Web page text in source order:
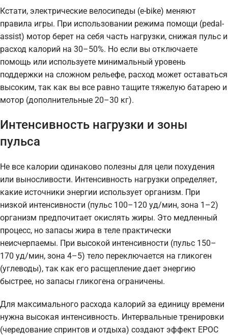
Кстати, электрические велосипеды (e-bike) меняют
правила игры. При использовании режима помощи (pedal-
assist) мотор берет на себя часть нагрузки, снижая пульс и
расход калорий на 30–50%. Но если вы отключаете
помощь или используете минимальный уровень
поддержки на сложном рельефе, расход может оставаться
высоким, так как вы все равно тащите тяжелую батарею и
мотор (дополнительные 20–30 кг).
Интенсивность нагрузки и зоны
пульса
Не все калории одинаково полезны для цели похудения
или выносливости. Интенсивность нагрузки определяет,
какие источники энергии использует организм. При
низкой интенсивности (пульс 100–120 уд/мин, зона 1–2)
организм предпочитает окислять жиры. Это медленный
процесс, но запасы жира в теле практически
неисчерпаемы. При высокой интенсивности (пульс 150–
170 уд/мин, зона 4–5) тело переключается на гликоген
(углеводы), так как его расщепление дает энергию
быстрее, но запасы гликогена ограничены.
Для максимального расхода калорий за единицу времени
нужна высокая интенсивность. Интервальные тренировки
(чередование спринтов и отдыха) создают эффект EPOC